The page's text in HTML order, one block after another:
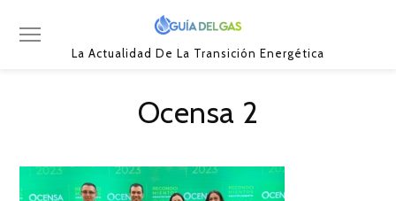
La Actualidad De La Transición Energética
Ocensa 2